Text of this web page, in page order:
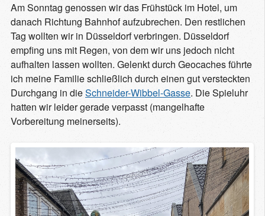
Am Sonntag genossen wir das Frühstück im Hotel, um
danach Richtung Bahnhof aufzubrechen. Den restlichen
Tag wollten wir in Düsseldorf verbringen. Düsseldorf
empfing uns mit Regen, von dem wir uns jedoch nicht
aufhalten lassen wollten. Gelenkt durch Geocaches führte
ich meine Familie schließlich durch einen gut versteckten
Durchgang in dieSchneider-Wibbel-Gasse. Die Spieluhr
hatten wir leider gerade verpasst (mangelhafte
Vorbereitung meinerseits).